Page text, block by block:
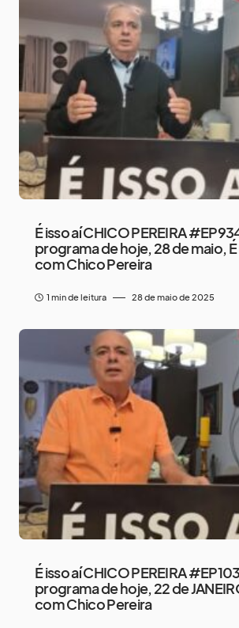
É isso aí CHICO PEREIRA
programa de hoje, 28 de maio, É
com Chico Pereira
1 min de leitura 28 de maio de 2025
É isso aí CHICO PEREIRA
programa de hoje, 22 de
com Chico Pereira